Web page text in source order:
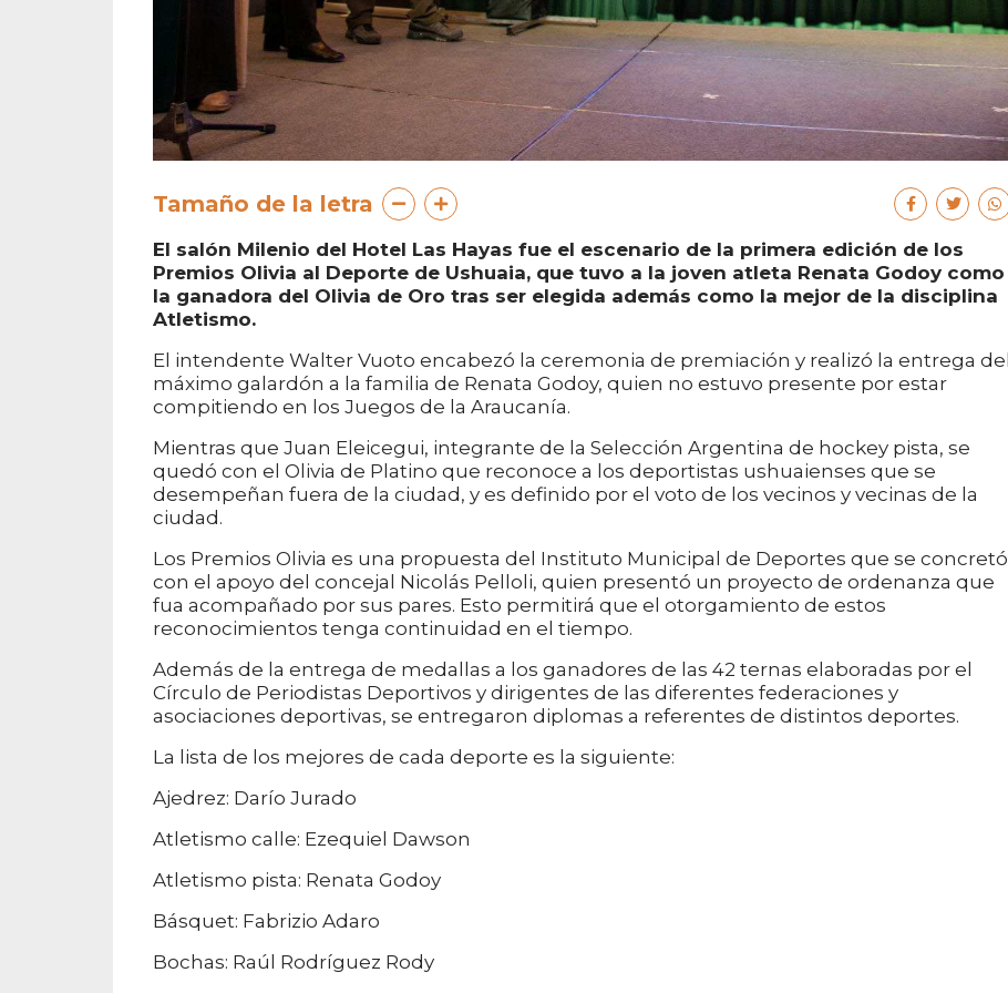
Tamaño de la letra
El salón Milenio del Hotel Las Hayas fue el escenario de la primera edición de los
Premios Olivia al Deporte de Ushuaia, que tuvo a la joven atleta Renata Godoy como
la ganadora del Olivia de Oro tras ser elegida además como la mejor de la disciplina
Atletismo.
El intendente Walter Vuoto encabezó la ceremonia de premiación y realizó la entrega del
máximo galardón a la familia de Renata Godoy, quien no estuvo presente por estar
compitiendo en los Juegos de la Araucanía.
Mientras que Juan Eleicegui, integrante de la Selección Argentina de hockey pista, se
quedó con el Olivia de Platino que reconoce a los deportistas ushuaienses que se
desempeñan fuera de la ciudad, y es definido por el voto de los vecinos y vecinas de la
ciudad.
Los Premios Olivia es una propuesta del Instituto Municipal de Deportes que se concretó
con el apoyo del concejal Nicolás Pelloli, quien presentó un proyecto de ordenanza que
fua acompañado por sus pares. Esto permitirá que el otorgamiento de estos
reconocimientos tenga continuidad en el tiempo.
Además de la entrega de medallas a los ganadores de las 42 ternas elaboradas por el
Círculo de Periodistas Deportivos y dirigentes de las diferentes federaciones y
asociaciones deportivas, se entregaron diplomas a referentes de distintos deportes.
La lista de los mejores de cada deporte es la siguiente:
Ajedrez: Darío Jurado
Atletismo calle: Ezequiel Dawson
Atletismo pista: Renata Godoy
Básquet: Fabrizio Adaro
Bochas: Raúl Rodríguez Rody